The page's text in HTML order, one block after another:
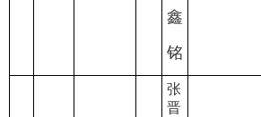
鑫
铭
张
晋